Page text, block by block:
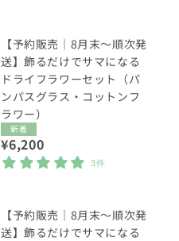
【予約販売｜8月末〜順次発
送】飾るだけでサマになる
ドライフラワーセット（パ
ンパスグラス・コットンフ
ラワー）
新着
通
常
¥6,200
3件
【予約販売｜8月末〜順次発
送】飾るだけでサマになる